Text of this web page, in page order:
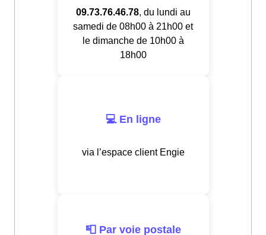
09.73.76.46.78, du lundi au
samedi de 08h00 à 21h00 et
le dimanche de 10h00 à
18h00
💻 En ligne
via l’espace client Engie
📮 Par voie postale